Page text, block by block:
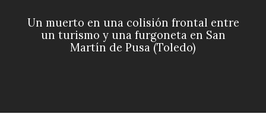
Un muerto en una colisión frontal entre
un turismo y una furgoneta en San
Martín de Pusa (Toledo)